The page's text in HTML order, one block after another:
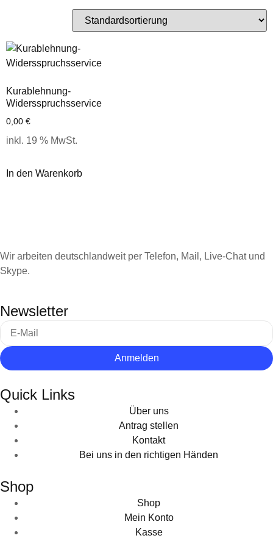
Kurablehnung-
Widersspruchsservice
0,00 €
inkl. 19 % MwSt.
In den Warenkorb
Wir arbeiten deutschlandweit per Telefon, Mail, Live-Chat und
Skype.
Newsletter
Anmelden
Quick Links
Über uns
Antrag stellen
Kontakt
Bei uns in den richtigen Händen
Shop
Shop
Mein Konto
Kasse